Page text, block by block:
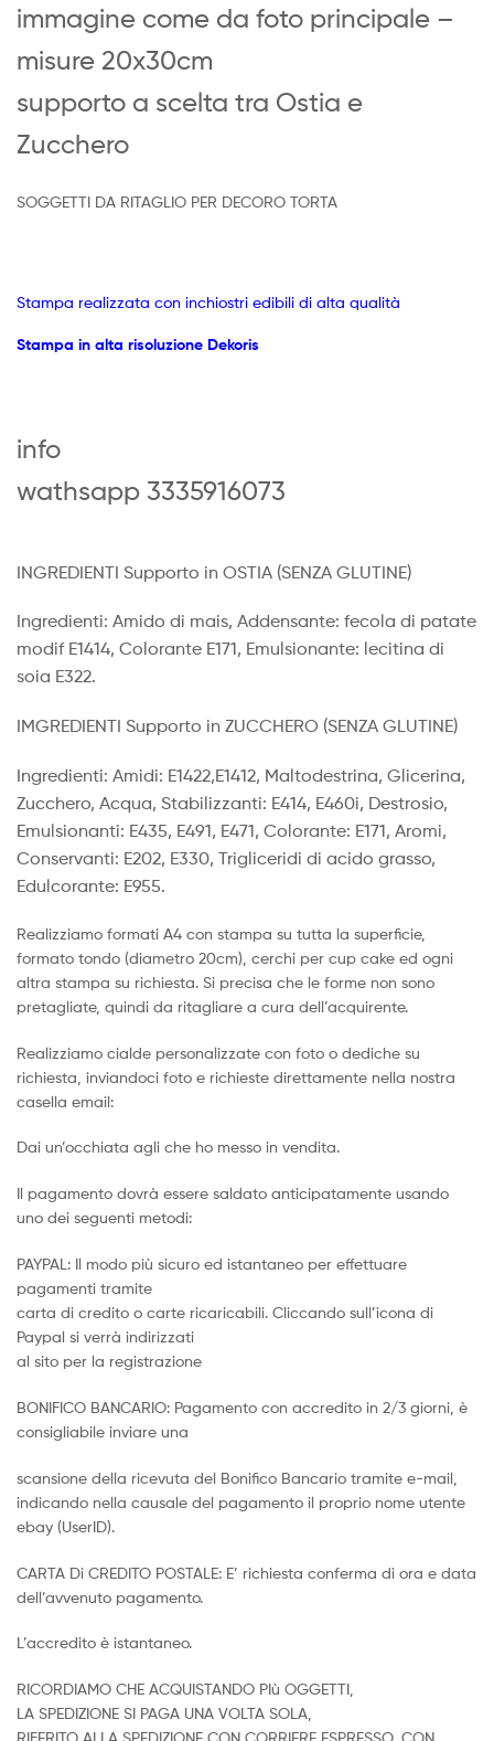
immagine come da foto principale –
misure 20x30cm
supporto a scelta tra Ostia e
Zucchero
SOGGETTI DA RITAGLIO PER DECORO TORTA
Stampa realizzata con inchiostri edibili di alta qualità
Stampa in alta risoluzione Dekoris
info
wathsapp 3335916073
INGREDIENTI Supporto in OSTIA (SENZA GLUTINE)
Ingredienti: Amido di mais, Addensante: fecola di patate
modif E1414, Colorante E171, Emulsionante: lecitina di
soia E322.
IMGREDIENTI Supporto in ZUCCHERO (SENZA GLUTINE)
Ingredienti: Amidi: E1422,E1412, Maltodestrina, Glicerina,
Zucchero, Acqua, Stabilizzanti: E414, E460i, Destrosio,
Emulsionanti: E435, E491, E471, Colorante: E171, Aromi,
Conservanti: E202, E330, Trigliceridi di acido grasso,
Edulcorante: E955.
Realizziamo formati A4 con stampa su tutta la superficie,
formato tondo (diametro 20cm), cerchi per cup cake ed ogni
altra stampa su richiesta. Si precisa che le forme non sono
pretagliate, quindi da ritagliare a cura dell’acquirente.
Realizziamo cialde personalizzate con foto o dediche su
richiesta, inviandoci foto e richieste direttamente nella nostra
casella email:
Dai un’occhiata agli che ho messo in vendita.
Il pagamento dovrà essere saldato anticipatamente usando
uno dei seguenti metodi:
PAYPAL: Il modo più sicuro ed istantaneo per effettuare
pagamenti tramite
carta di credito o carte ricaricabili. Cliccando sull’icona di
Paypal si verrà indirizzati
al sito per la registrazione
BONIFICO BANCARIO: Pagamento con accredito in 2/3 giorni, è
consigliabile inviare una
scansione della ricevuta del Bonifico Bancario tramite e-mail,
indicando nella causale del pagamento il proprio nome utente
ebay (UserID).
CARTA Di CREDITO POSTALE: E’ richiesta conferma di ora e data
dell’avvenuto pagamento.
L’accredito è istantaneo.
RICORDIAMO CHE ACQUISTANDO PIù OGGETTI,
LA SPEDIZIONE SI PAGA UNA VOLTA SOLA,